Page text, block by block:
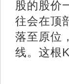
股的股价
往会在顶
落至原位
线。这根